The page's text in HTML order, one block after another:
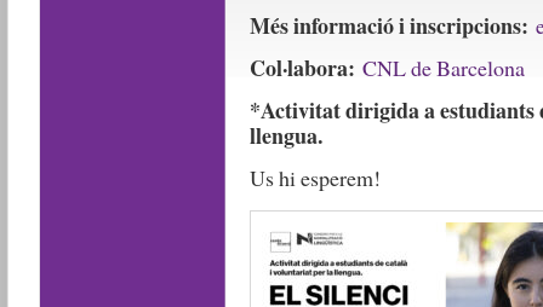
Més informació i inscripcions:
Col·labora: CNL de Barcelona
*Activitat dirigida a estudiants
llengua.
Us hi esperem!